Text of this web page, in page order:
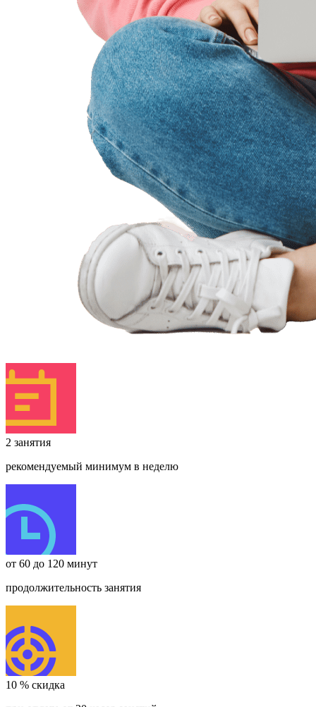
2 занятия
рекомендуемый минимум в неделю
от 60 до 120 минут
продолжительность занятия
10 % скидка